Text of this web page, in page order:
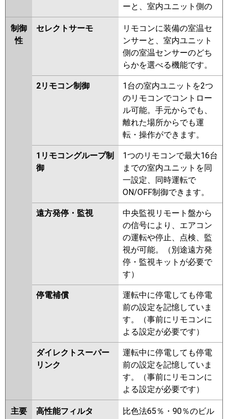
ーと、室内ユニット側の
制御
性
セレクトサーモ
リモコンに装備の室温セ
ンサーと、室内ユニット
側の室温センサーのどち
らかを選べる機能です。
2リモコン制御
1台の室内ユニットを2つ
のリモコンでコントロー
ル可能。手元からでも、
離れた場所からでも運
転・操作ができます。
1リモコングループ制
御
1つのリモコンで最大16台
までの室内ユニットを同
一設定、同時運転で
ON/OFF制御できます。
遠方発停・監視
中央監視リモート盤から
の信号により、エアコン
の運転や停止、点検、監
視が可能。（別途遠方発
停・監視キットが必要で
す）
停電補償
運転中に停電しても停電
前の設定を記憶していま
す。（事前にリモコンに
よる設定が必要です）
ダイレクトスーパー
リンク
運転中に停電しても停電
前の設定を記憶していま
す。（事前にリモコンに
よる設定が必要です）
主要
高性能フィルタ
比色法65％・90％のビル